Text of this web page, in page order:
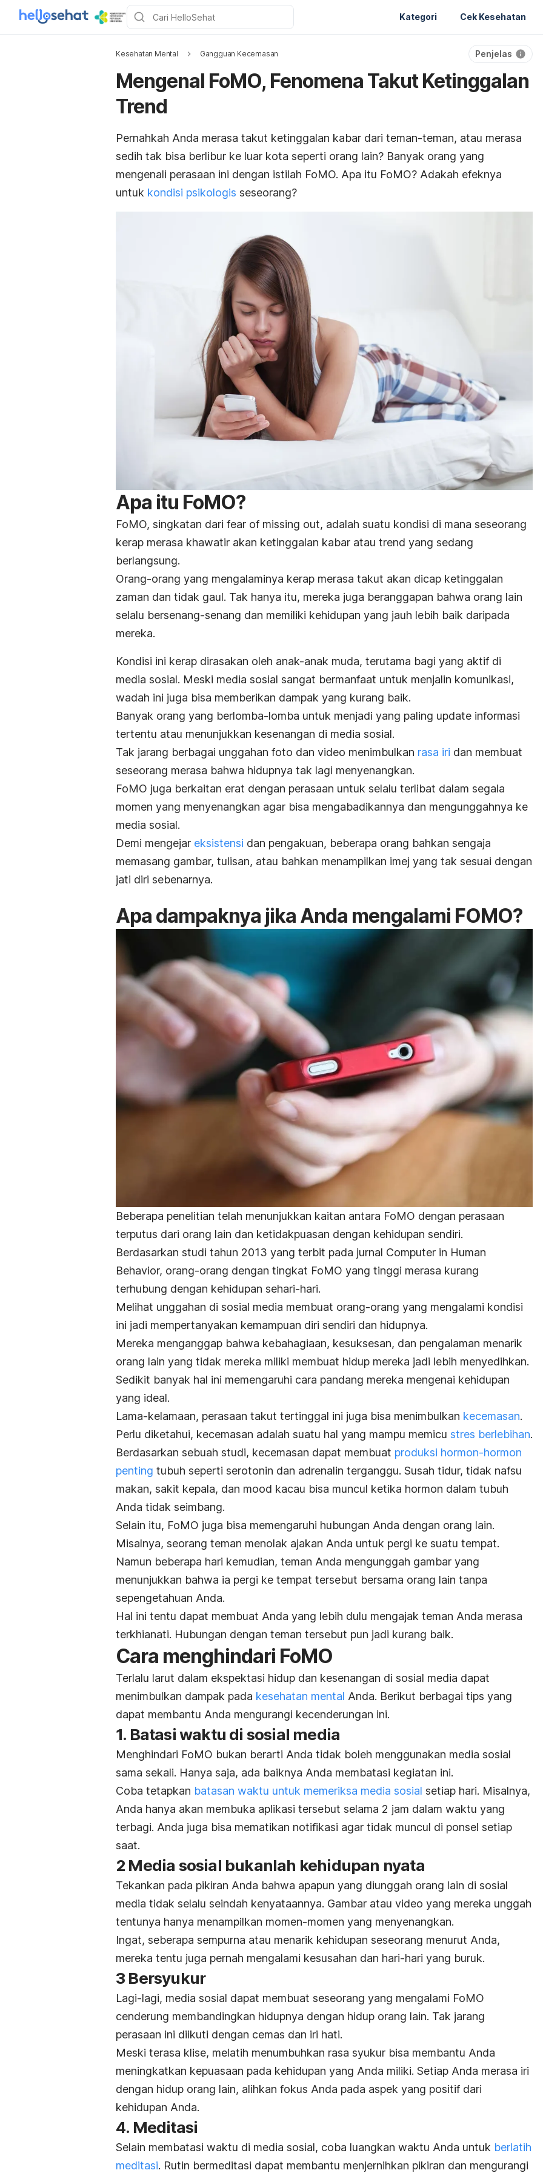
Kategori Cek Kesehatan
Kesehatan Mental Gangguan Kecemasan Penjelas
Mengenal FoMO, Fenomena Takut Ketinggalan
Trend
Pernahkah Anda merasa takut ketinggalan kabar dari teman-teman, atau merasa
sedih tak bisa berlibur ke luar kota seperti orang lain? Banyak orang yang
mengenali perasaan ini dengan istilah FoMO. Apa itu FoMO? Adakah efeknya
untuk kondisi psikologis seseorang?
Apa itu FoMO?
FoMO, singkatan dari fear of missing out, adalah suatu kondisi di mana seseorang
kerap merasa khawatir akan ketinggalan kabar atau trend yang sedang
berlangsung.
Orang-orang yang mengalaminya kerap merasa takut akan dicap ketinggalan
zaman dan tidak gaul. Tak hanya itu, mereka juga beranggapan bahwa orang lain
selalu bersenang-senang dan memiliki kehidupan yang jauh lebih baik daripada
mereka.
Kondisi ini kerap dirasakan oleh anak-anak muda, terutama bagi yang aktif di
media sosial. Meski media sosial sangat bermanfaat untuk menjalin komunikasi,
wadah ini juga bisa memberikan dampak yang kurang baik.
Banyak orang yang berlomba-lomba untuk menjadi yang paling update informasi
tertentu atau menunjukkan kesenangan di media sosial.
Tak jarang berbagai unggahan foto dan video menimbulkan rasa iri dan membuat
seseorang merasa bahwa hidupnya tak lagi menyenangkan.
FoMO juga berkaitan erat dengan perasaan untuk selalu terlibat dalam segala
momen yang menyenangkan agar bisa mengabadikannya dan mengunggahnya ke
media sosial.
Demi mengejar eksistensi dan pengakuan, beberapa orang bahkan sengaja
memasang gambar, tulisan, atau bahkan menampilkan imej yang tak sesuai dengan
jati diri sebenarnya.
Apa dampaknya jika Anda mengalami FOMO?
Beberapa penelitian telah menunjukkan kaitan antara FoMO dengan perasaan
terputus dari orang lain dan ketidakpuasan dengan kehidupan sendiri.
Berdasarkan studi tahun 2013 yang terbit pada jurnal Computer in Human
Behavior, orang-orang dengan tingkat FoMO yang tinggi merasa kurang
terhubung dengan kehidupan sehari-hari.
Melihat unggahan di sosial media membuat orang-orang yang mengalami kondisi
ini jadi mempertanyakan kemampuan diri sendiri dan hidupnya.
Mereka menganggap bahwa kebahagiaan, kesuksesan, dan pengalaman menarik
orang lain yang tidak mereka miliki membuat hidup mereka jadi lebih menyedihkan.
Sedikit banyak hal ini memengaruhi cara pandang mereka mengenai kehidupan
yang ideal.
Lama-kelamaan, perasaan takut tertinggal ini juga bisa menimbulkan kecemasan.
Perlu diketahui, kecemasan adalah suatu hal yang mampu memicu stres berlebihan.
Berdasarkan sebuah studi, kecemasan dapat membuat produksi hormon-hormon
penting tubuh seperti serotonin dan adrenalin terganggu. Susah tidur, tidak nafsu
makan, sakit kepala, dan mood kacau bisa muncul ketika hormon dalam tubuh
Anda tidak seimbang.
Selain itu, FoMO juga bisa memengaruhi hubungan Anda dengan orang lain.
Misalnya, seorang teman menolak ajakan Anda untuk pergi ke suatu tempat.
Namun beberapa hari kemudian, teman Anda mengunggah gambar yang
menunjukkan bahwa ia pergi ke tempat tersebut bersama orang lain tanpa
sepengetahuan Anda.
Hal ini tentu dapat membuat Anda yang lebih dulu mengajak teman Anda merasa
terkhianati. Hubungan dengan teman tersebut pun jadi kurang baik.
Cara menghindari FoMO
Terlalu larut dalam ekspektasi hidup dan kesenangan di sosial media dapat
menimbulkan dampak pada kesehatan mental Anda. Berikut berbagai tips yang
dapat membantu Anda mengurangi kecenderungan ini.
1. Batasi waktu di sosial media
Menghindari FoMO bukan berarti Anda tidak boleh menggunakan media sosial
sama sekali. Hanya saja, ada baiknya Anda membatasi kegiatan ini.
Coba tetapkan batasan waktu untuk memeriksa media sosial setiap hari. Misalnya,
Anda hanya akan membuka aplikasi tersebut selama 2 jam dalam waktu yang
terbagi. Anda juga bisa mematikan notifikasi agar tidak muncul di ponsel setiap
saat.
2 Media sosial bukanlah kehidupan nyata
Tekankan pada pikiran Anda bahwa apapun yang diunggah orang lain di sosial
media tidak selalu seindah kenyataannya. Gambar atau video yang mereka unggah
tentunya hanya menampilkan momen-momen yang menyenangkan.
Ingat, seberapa sempurna atau menarik kehidupan seseorang menurut Anda,
mereka tentu juga pernah mengalami kesusahan dan hari-hari yang buruk.
3 Bersyukur
Lagi-lagi, media sosial dapat membuat seseorang yang mengalami FoMO
cenderung membandingkan hidupnya dengan hidup orang lain. Tak jarang
perasaan ini diikuti dengan cemas dan iri hati.
Meski terasa klise, melatih menumbuhkan rasa syukur bisa membantu Anda
meningkatkan kepuasaan pada kehidupan yang Anda miliki. Setiap Anda merasa iri
dengan hidup orang lain, alihkan fokus Anda pada aspek yang positif dari
kehidupan Anda.
4. Meditasi
Selain membatasi waktu di media sosial, coba luangkan waktu Anda untuk berlatih
meditasi. Rutin bermeditasi dapat membantu menjernihkan pikiran dan mengurangi